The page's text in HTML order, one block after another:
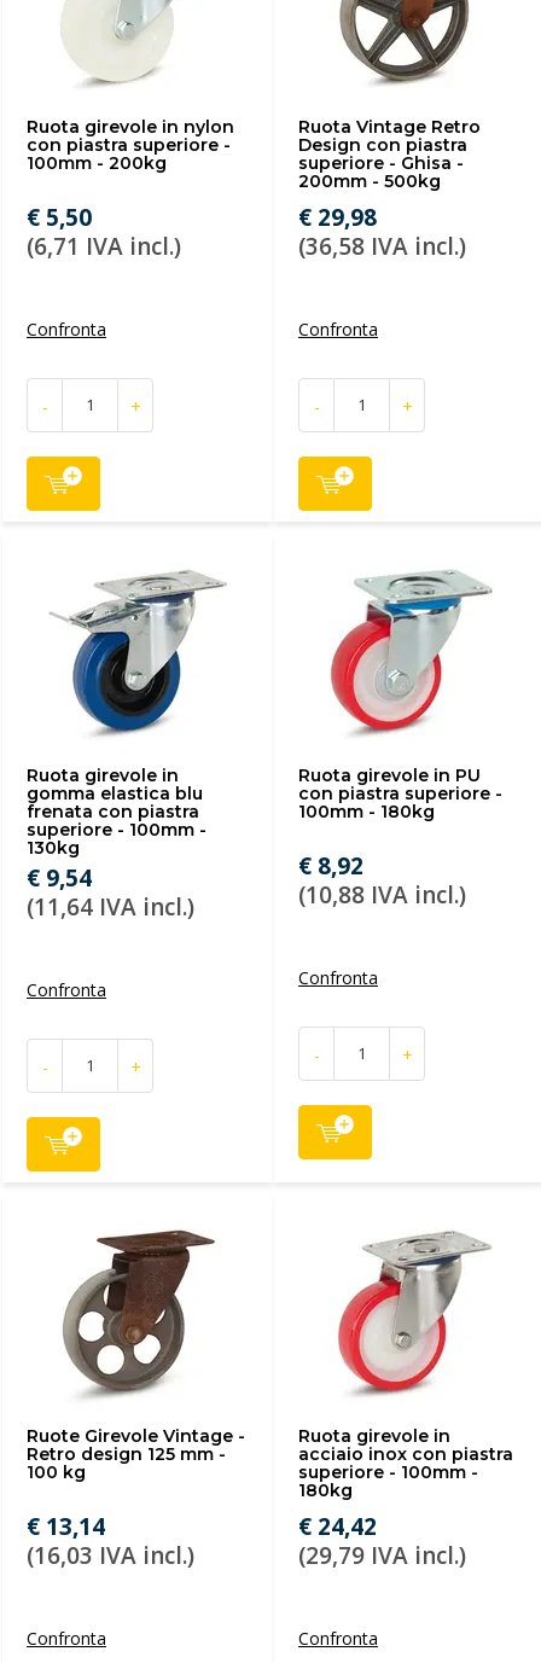
Ruota girevole in nylon
con piastra superiore -
100mm - 200kg
€ 5,50
(6,71 IVA incl.)
Confronta
- +
Ruota Vintage Retro
Design con piastra
superiore - Ghisa -
200mm - 500kg
€ 29,98
(36,58 IVA incl.)
Confronta
- +
Ruota girevole in
gomma elastica blu
frenata con piastra
superiore - 100mm -
130kg
€ 9,54
(11,64 IVA incl.)
Confronta
- +
Ruota girevole in PU
con piastra superiore -
100mm - 180kg
€ 8,92
(10,88 IVA incl.)
Confronta
- +
Ruote Girevole Vintage -
Retro design 125 mm -
100 kg
€ 13,14
(16,03 IVA incl.)
Confronta
Ruota girevole in
acciaio inox con piastra
superiore - 100mm -
180kg
€ 24,42
(29,79 IVA incl.)
Confronta